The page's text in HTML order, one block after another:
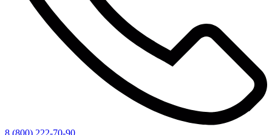
8 (800) 222-70-90